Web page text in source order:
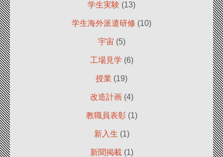
学生実験 (13)
学生海外派遣研修 (10)
宇宙 (5)
工場見学 (6)
授業 (19)
改造計画(4)
教職員表彰(1)
新入生 (1)
新聞掲載 (1)